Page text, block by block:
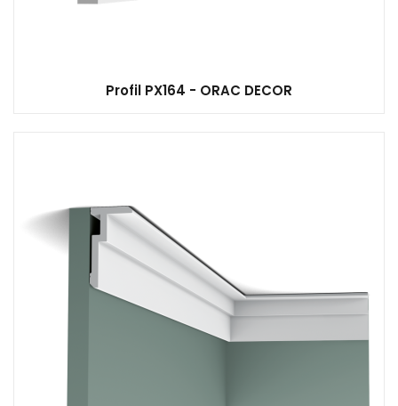
Profil PX164 - ORAC DECOR